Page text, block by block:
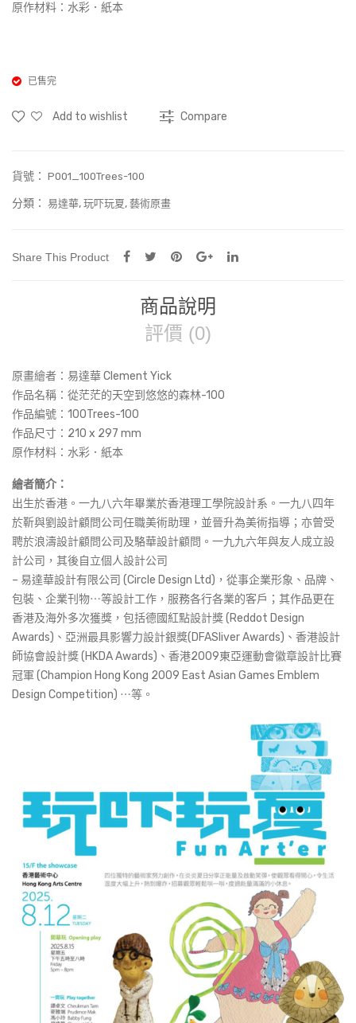
原作材料：水彩．紙本
已售完
Add to wishlist Compare
貨號： P001_100Trees-100
分類： 易達華, 玩吓玩夏, 藝術原畫
Share This Product
商品說明
評價 (0)
原畫繪者：易達華 Clement Yick
作品名稱： 從茫茫的天空到悠悠的森林-100
作品編號：100Trees-100
作品尺寸： 210 x 297 mm
原作材料：水彩．紙本
繪者簡介：
出生於香港。一九八六年畢業於香港理工學院設計系。一九八四年
於靳與劉設計顧問公司任職美術助理，並晉升為美術指導；亦曾受
聘於浪濤設計顧問公司及駱華設計顧問。一九九六年與友人成立設
計公司，其後自立個人設計公司
– 易達華設計有限公司 (Circle Design Ltd)，從事企業形象、品牌、
包裝、企業刊物⋯等設計工作，服務各行各業的客戶；其作品更在
香港及海外多次獲獎，包括德國紅點設計獎 (Reddot Design
Awards)、亞洲最具影響力設計銀獎(DFASliver Awards)、香港設計
師協會設計獎 (HKDA Awards)、香港2009東亞運動會徽章設計比賽
冠軍 (Champion Hong Kong 2009 East Asian Games Emblem
Design Competition) ⋯等。